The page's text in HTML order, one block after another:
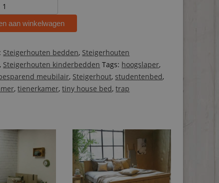
aan winkelwagen
Steigerhouten bedden, Steigerhouten
, Steigerhouten kinderbedden Tags: hoogslaper,
meubilair, Steigerhout, studentenbed,
,tienerkamer,tiny house bed,trap